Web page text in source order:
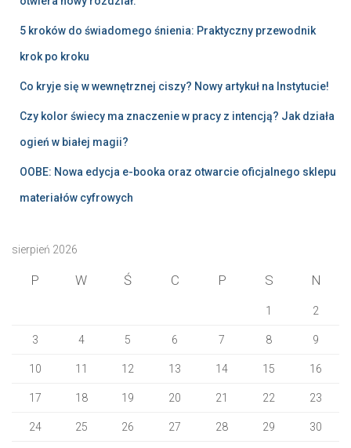
5 kroków do świadomego śnienia: Praktyczny przewodnik
krok po kroku
Co kryje się w wewnętrznej ciszy? Nowy artykuł na Instytucie!
Czy kolor świecy ma znaczenie w pracy z intencją? Jak działa
ogień w białej magii?
OOBE: Nowa edycja e-booka oraz otwarcie oficjalnego sklepu
materiałów cyfrowych
sierpień 2026
P W Ś C P S N
1 2
3 4 5 6 7 8 9
10 11 12 13 14 15 16
17 18 19 20 21 22 23
24 25 26 27 28 29 30